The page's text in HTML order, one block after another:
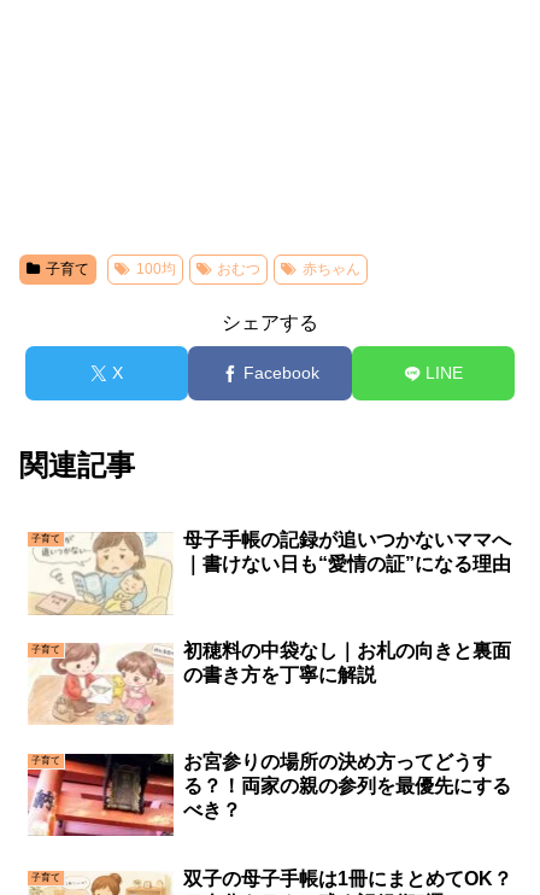
子育て 100均 おむつ 赤ちゃん
シェアする
X Facebook LINE
関連記事
子育て
母子手帳の記録が追いつかないママへ
｜書けない日も“愛情の証”になる理由
子育て
初穂料の中袋なし｜お札の向きと裏面
の書き方を丁寧に解説
子育て
お宮参りの場所の決め方ってどうす
る？！両家の親の参列を最優先にする
べき？
子育て
双子の母子手帳は1冊にまとめてOK？